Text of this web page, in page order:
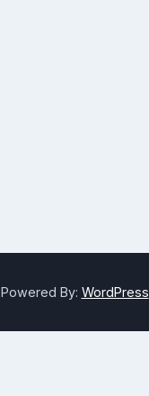
Powered By: WordPress